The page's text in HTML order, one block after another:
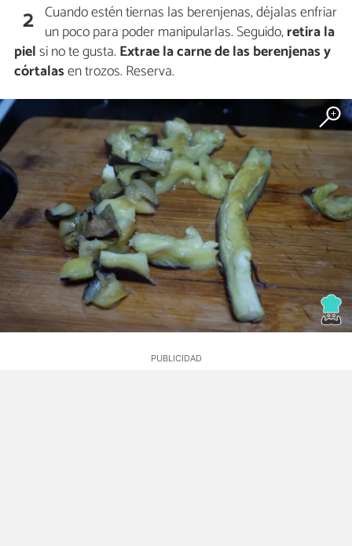
2 Cuando estén tiernas las berenjenas, déjalas enfriar
un poco para poder manipularlas. Seguido,retira la
pielsi no te gusta. Extrae la carne de las berenjenas y
córtalasen trozos. Reserva.